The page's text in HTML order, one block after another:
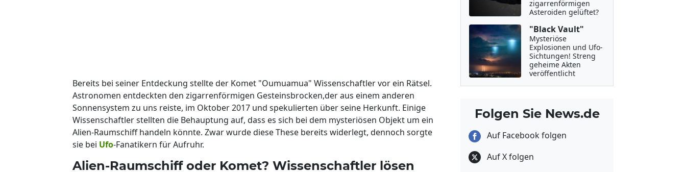
Bereits bei seiner Entdeckung stellte der Komet "Oumuamua" Wissenschaftler vor ein Rätsel.
Astronomen entdeckten den zigarrenförmigen Gesteinsbrocken,der aus einem anderen
Sonnensystem zu uns reiste, im Oktober 2017 und spekulierten über seine Herkunft. Einige
Wissenschaftler stellten die Behauptung auf, dass es sich bei dem mysteriösen Objekt um ein
Alien-Raumschiff handeln könnte. Zwar wurde diese These bereits widerlegt, dennoch sorgte
sie bei Ufo-Fanatikern für Aufruhr.
Alien-Raumschiff oder Komet? Wissenschaftler lösen
zigarrenförmigen
Asteroiden gelüftet?
"Black Vault"
Mysteriöse
Explosionen und Ufo-
Sichtungen! Streng
geheime Akten
veröffentlicht
Folgen Sie News.de
Auf Facebook folgen
Auf X folgen